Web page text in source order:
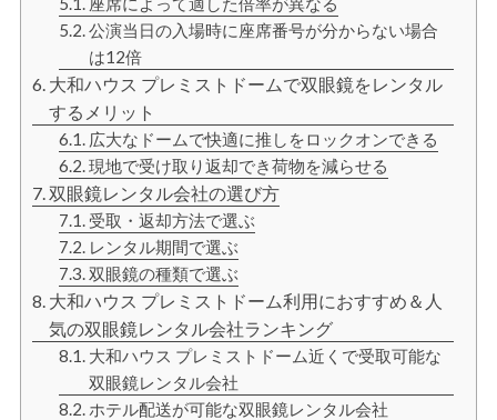
公演当日の入場時に座席番号が分からない場合
は12倍
大和ハウス プレミストドームで双眼鏡をレンタル
するメリット
広大なドームで快適に推しをロックオンできる
現地で受け取り返却でき荷物を減らせる
双眼鏡レンタル会社の選び方
受取・返却方法で選ぶ
レンタル期間で選ぶ
双眼鏡の種類で選ぶ
大和ハウス プレミストドーム利用におすすめ＆人
気の双眼鏡レンタル会社ランキング
大和ハウス プレミストドーム近くで受取可能な
双眼鏡レンタル会社
ホテル配送が可能な双眼鏡レンタル会社